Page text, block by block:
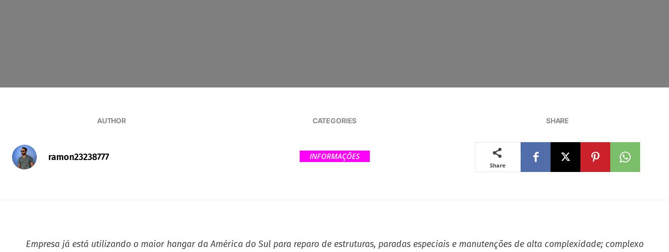
AUTHOR
ramon23238777
CATEGORIES
INFORMAÇÕES
SHARE
Share
Empresa já está utilizando o maior hangar da América do Sul para reparo de estruturas, paradas especiais e manutenções de alta complexidade; complexo